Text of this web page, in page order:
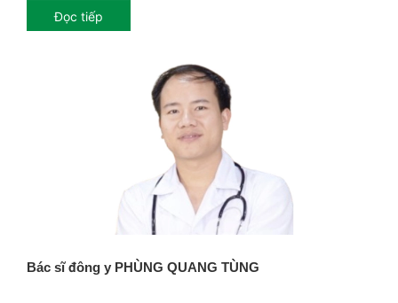
Đọc tiếp
Bác sĩ đông y PHÙNG QUANG TÙNG